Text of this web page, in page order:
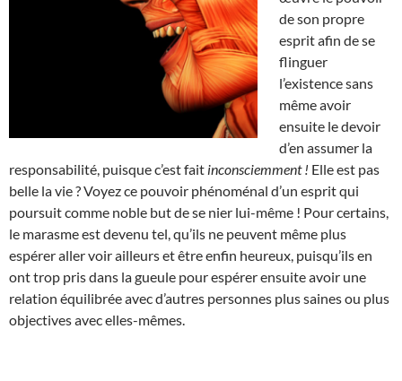
de son propre
esprit afin de se
flinguer
l’existence sans
même avoir
ensuite le devoir
d’en assumer la
responsabilité, puisque c’est fait inconsciemment ! Elle est pas
belle la vie ? Voyez ce pouvoir phénoménal d’un esprit qui
poursuit comme noble but de se nier lui-même ! Pour certains,
le marasme est devenu tel, qu’ils ne peuvent même plus
espérer aller voir ailleurs et être enfin heureux, puisqu’ils en
ont trop pris dans la gueule pour espérer ensuite avoir une
relation équilibrée avec d’autres personnes plus saines ou plus
objectives avec elles-mêmes.